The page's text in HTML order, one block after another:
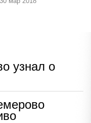
узнал о